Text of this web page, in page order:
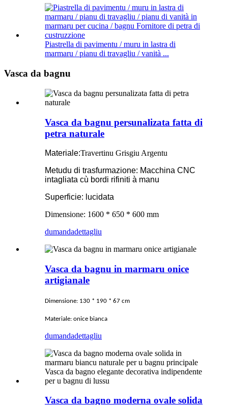
Piastrella di pavimentu / muru in lastra di
marmaru / pianu di travagliu / vanità ...
Vasca da bagnu
Vasca da bagnu persunalizata fatta di
petra naturale
Materiale:Travertinu Grisgiu Argentu
Metudu di trasfurmazione: Macchina CNC
intagliata cù bordi rifiniti à manu
Superficie: lucidata
Dimensione: 1600 * 650 * 600 mm
dumandadettagliu
Vasca da bagnu in marmaru onice
artigianale
Dimensione: 130 * 190 * 67 cm
Materiale: onice bianca
dumandadettagliu
Vasca da bagno moderna ovale solida